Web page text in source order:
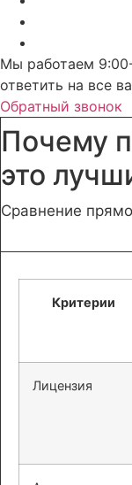
Мы работаем
ответить на все
Обратный звонок
Почему
это
Сравнение
Критерии
Лицензия